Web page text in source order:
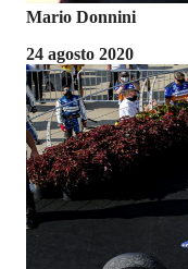
Mario Donnini
24 agosto 2020